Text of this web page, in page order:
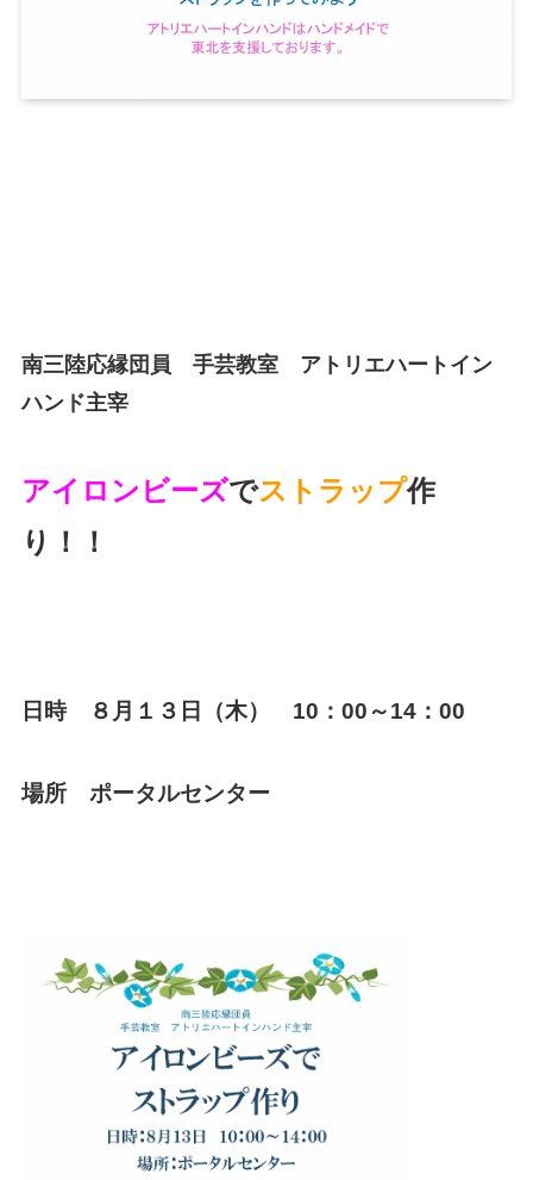
南三陸応縁団員 手芸教室 アトリエハートイン
ハンド主宰
アイロンビーズでストラップ作
り！！
日時 ８月１３日（木） 10：00～14：00
場所 ポータルセンター